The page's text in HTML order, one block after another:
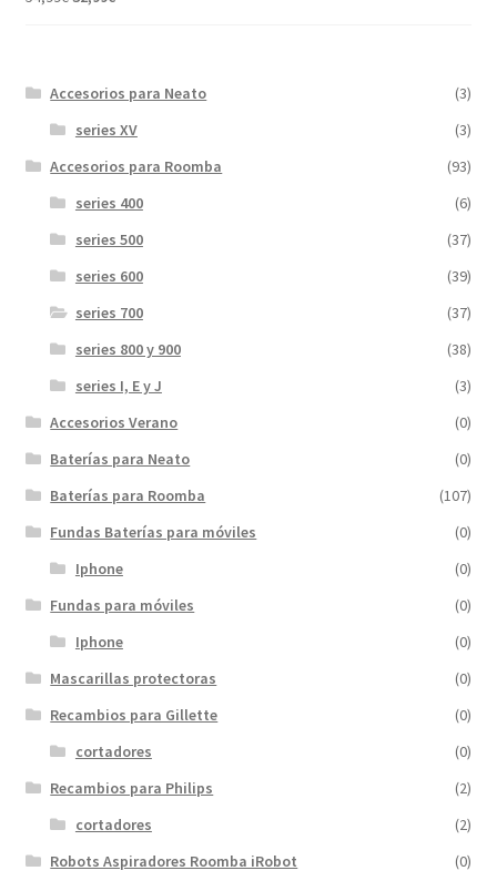
54,99€.32,99€.
Accesorios para Neato
(3)
series XV
(3)
Accesorios para Roomba
(93)
series 400
(6)
series 500
(37)
series 600
(39)
series 700
(37)
series 800 y 900
(38)
series I, E y J
(3)
Accesorios Verano
(0)
Baterías para Neato
(0)
Baterías para Roomba
(107)
Fundas Baterías para móviles
(0)
Iphone
(0)
Fundas para móviles
(0)
Iphone
(0)
Mascarillas protectoras
(0)
Recambios para Gillette
(0)
cortadores
(0)
Recambios para Philips
(2)
cortadores
(2)
Robots Aspiradores Roomba iRobot
(0)